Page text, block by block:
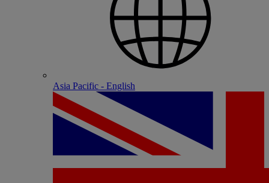
Asia Pacific - English